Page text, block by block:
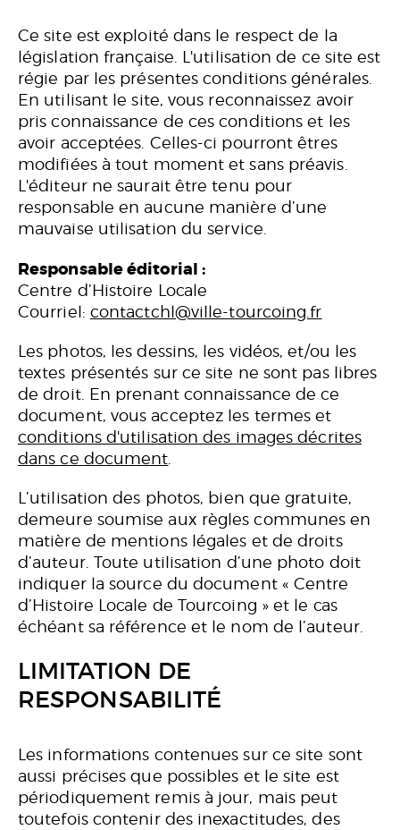
Ce site est exploité dans le respect de la
législation française. L'utilisation de ce site est
régie par les présentes conditions générales.
En utilisant le site, vous reconnaissez avoir
pris connaissance de ces conditions et les
avoir acceptées. Celles-ci pourront êtres
modifiées à tout moment et sans préavis.
L'éditeur ne saurait être tenu pour
responsable en aucune manière d’une
mauvaise utilisation du service.
Responsable éditorial :
Centre d’Histoire Locale
Courriel: contactchl@ville-tourcoing.fr
Les photos, les dessins, les vidéos, et/ou les
textes présentés sur ce site ne sont pas libres
de droit. En prenant connaissance de ce
document, vous acceptez les termes et
conditions d'utilisation des images décrites
dans ce document.
L’utilisation des photos, bien que gratuite,
demeure soumise aux règles communes en
matière de mentions légales et de droits
d’auteur. Toute utilisation d’une photo doit
indiquer la source du document « Centre
d’Histoire Locale de Tourcoing » et le cas
échéant sa référence et le nom de l’auteur.
LIMITATION DE
RESPONSABILITÉ
Les informations contenues sur ce site sont
aussi précises que possibles et le site est
périodiquement remis à jour, mais peut
toutefois contenir des inexactitudes, des